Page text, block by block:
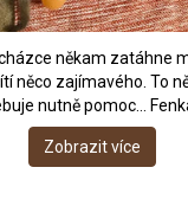
někam zatáhne
něco zajímavého. To
nutně pomoc...
Zobrazit více